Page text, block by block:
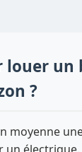
louer un
?
moyenne